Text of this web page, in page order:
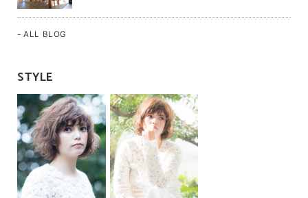
- ALL BLOG
STYLE